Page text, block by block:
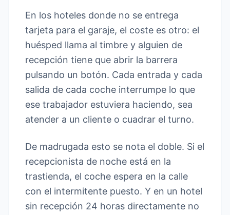
En los hoteles donde no se entrega
tarjeta para el garaje, el coste es otro: el
huésped llama al timbre y alguien de
recepción tiene que abrir la barrera
pulsando un botón. Cada entrada y cada
salida de cada coche interrumpe lo que
ese trabajador estuviera haciendo, sea
atender a un cliente o cuadrar el turno.
De madrugada esto se nota el doble. Si el
recepcionista de noche está en la
trastienda, el coche espera en la calle
con el intermitente puesto. Y en un hotel
sin recepción 24 horas directamente no